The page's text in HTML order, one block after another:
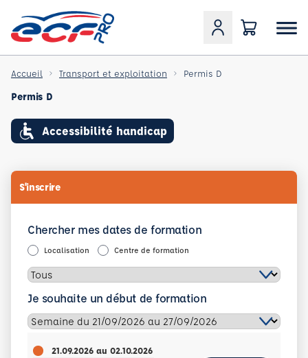
Accueil Transport et exploitation Permis D
Permis D
Accessibilité handicap
S'inscrire
Chercher mes dates de formation
Localisation Centre de formation
Je souhaite un début de formation
21.09.2026 au 02.10.2026